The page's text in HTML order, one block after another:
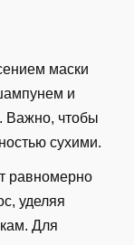
маски
и
Важно, чтобы
сухими.
равномерно
уделяя
Для